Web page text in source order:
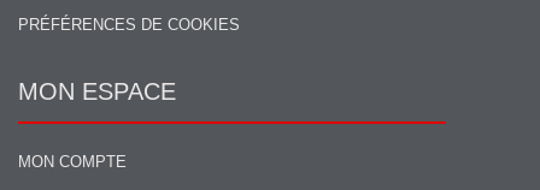
PRÉFÉRENCES DE COOKIES
MON ESPACE
MON COMPTE